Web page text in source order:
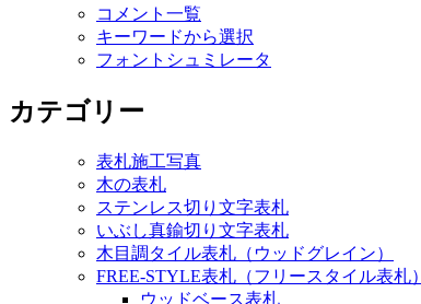
コメント一覧
キーワードから選択
フォントシュミレータ
カテゴリー
表札施工写真
木の表札
ステンレス切り文字表札
いぶし真鍮切り文字表札
木目調タイル表札（ウッドグレイン）
FREE-STYLE表札（フリースタイル表札）
ウッドベース表札